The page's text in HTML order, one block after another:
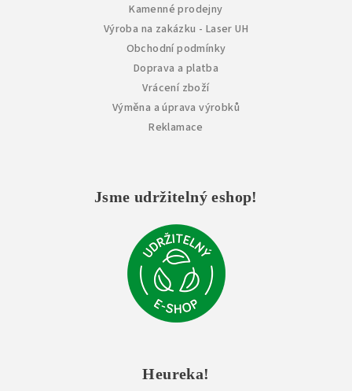
Kamenné prodejny
Výroba na zakázku - Laser UH
Obchodní podmínky
Doprava a platba
Vrácení zboží
Výměna a úprava výrobků
Reklamace
Jsme udržitelný eshop!
Heureka!